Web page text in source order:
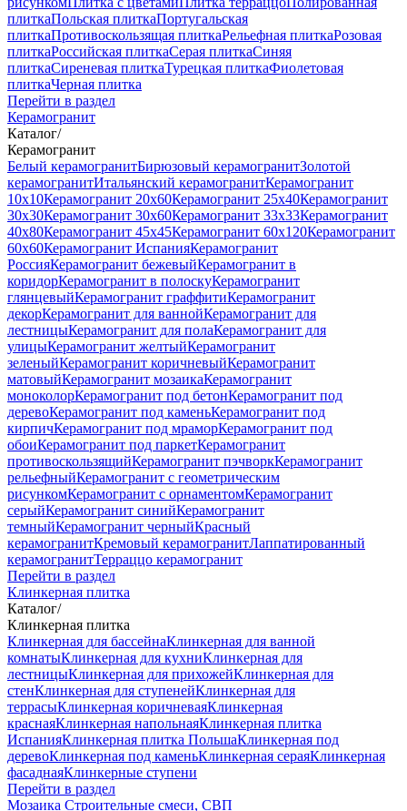
плиткаПольская плиткаПортугальская
плиткаПротивоскользящая плиткаРельефная плиткаРозовая
плиткаРоссийская плиткаСерая плиткаСиняя
плиткаСиреневая плиткаТурецкая плиткаФиолетовая
плиткаЧерная плитка
Перейти в раздел
Керамогранит
Каталог/
Керамогранит
Белый керамогранитБирюзовый керамогранитЗолотой
керамогранитИтальянский керамогранитКерамогранит
10x10Керамогранит 20x60Керамогранит 25x40Керамогранит
30x30Керамогранит 30x60Керамогранит 33x33Керамогранит
40x80Керамогранит 45x45Керамогранит 60x120Керамогранит
60x60Керамогранит ИспанияКерамогранит
РоссияКерамогранит бежевыйКерамогранит в
коридорКерамогранит в полоскуКерамогранит
глянцевыйКерамогранит граффитиКерамогранит
декорКерамогранит для ваннойКерамогранит для
лестницыКерамогранит для полаКерамогранит для
улицыКерамогранит желтыйКерамогранит
зеленыйКерамогранит коричневыйКерамогранит
матовыйКерамогранит мозаикаКерамогранит
моноколорКерамогранит под бетонКерамогранит под
деревоКерамогранит под каменьКерамогранит под
кирпичКерамогранит под мраморКерамогранит под
обоиКерамогранит под паркетКерамогранит
противоскользящийКерамогранит пэчворкКерамогранит
рельефныйКерамогранит с геометрическим
рисункомКерамогранит с орнаментомКерамогранит
серыйКерамогранит синийКерамогранит
темныйКерамогранит черныйКрасный
керамогранитКремовый керамогранитЛаппатированный
керамогранитТерраццо керамогранит
Перейти в раздел
Клинкерная плитка
Каталог/
Клинкерная плитка
Клинкерная для бассейнаКлинкерная для ванной
комнатыКлинкерная для кухниКлинкерная для
лестницыКлинкерная для прихожейКлинкерная для
стенКлинкерная для ступенейКлинкерная для
террасыКлинкерная коричневаяКлинкерная
краснаяКлинкерная напольнаяКлинкерная плитка
ИспанияКлинкерная плитка ПольшаКлинкерная под
деревоКлинкерная под каменьКлинкерная сераяКлинкерная
фасаднаяКлинкерные ступени
Перейти в раздел
Мозаика Строительные смеси, СВП